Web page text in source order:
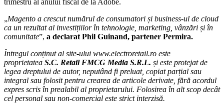
trimestru al anului fiscal de la Adobe.
„Magento a crescut numărul de consumatori și business-ul de cloud
ca un rezultat al investițiilor în tehnologie, marketing, vânzări și în
comunitate”, a declarat Phil Guinand, partener Permira.
Întregul conținut al site-ului www.electroretail.ro este
proprietatea S.C. Retail FMCG Media S.R.L. și este protejat de
legea dreptului de autor, neputând fi preluat, copiat parțial sau
integral sau folosit pentru crearea de articole derivate, fără acordul
expres scris în prealabil al proprietarului. Folosirea în alt scop decât
cel personal sau non-comercial este strict interzisă.